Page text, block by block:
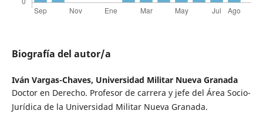
Biografía del autor/a
Iván Vargas-Chaves, Universidad Militar Nueva Granada
Doctor en Derecho. Profesor de carrera y jefe del Área Socio-
Jurídica de la Universidad Militar Nueva Granada.